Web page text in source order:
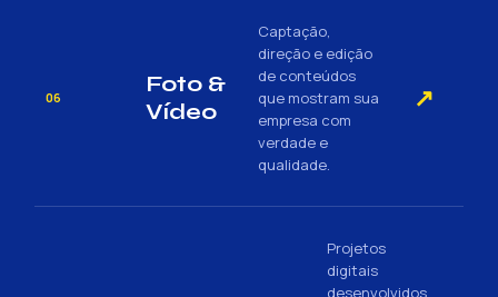
06
Foto &
Vídeo
Captação,
direção e edição
de conteúdos
que mostram sua
empresa com
verdade e
qualidade.
↗
Projetos
digitais
desenvolvidos